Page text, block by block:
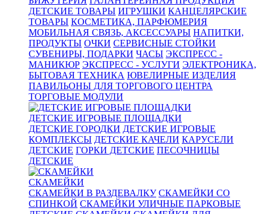
ДЕТСКИЕ ТОВАРЫ ИГРУШКИ КАНЦЕЛЯРСКИЕ
ТОВАРЫ КОСМЕТИКА, ПАРФЮМЕРИЯ
МОБИЛЬНАЯ СВЯЗЬ, АКСЕССУАРЫ НАПИТКИ,
ПРОДУКТЫ ОЧКИ СЕРВИСНЫЕ СТОЙКИ
СУВЕНИРЫ, ПОДАРКИ ЧАСЫ ЭКСПРЕСС -
МАНИКЮР ЭКСПРЕСС - УСЛУГИ ЭЛЕКТРОНИКА,
БЫТОВАЯ ТЕХНИКА ЮВЕЛИРНЫЕ ИЗДЕЛИЯ
ПАВИЛЬОНЫ ДЛЯ ТОРГОВОГО ЦЕНТРА
ТОРГОВЫЕ МОДУЛИ
ДЕТСКИЕ ИГРОВЫЕ ПЛОЩАДКИ
ДЕТСКИЕ ГОРОДКИ ДЕТСКИЕ ИГРОВЫЕ
КОМПЛЕКСЫ ДЕТСКИЕ КАЧЕЛИ КАРУСЕЛИ
ДЕТСКИЕ ГОРКИ ДЕТСКИЕ ПЕСОЧНИЦЫ
ДЕТСКИЕ
СКАМЕЙКИ
СКАМЕЙКИ В РАЗДЕВАЛКУ СКАМЕЙКИ СО
СПИНКОЙ СКАМЕЙКИ УЛИЧНЫЕ ПАРКОВЫЕ